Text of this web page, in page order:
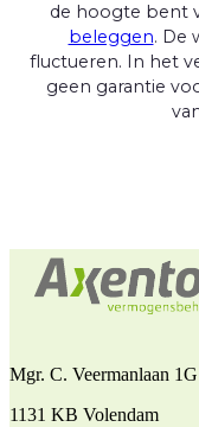
de hoogte bent
beleggen. De
fluctueren. In het
geen garantie
Mgr. C. Veermanlaan 1G
1131 KB Volendam